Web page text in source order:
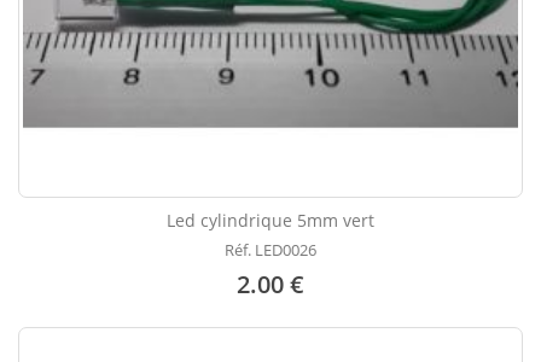
Led cylindrique 5mm vert
Réf. LED0026
2.00 €